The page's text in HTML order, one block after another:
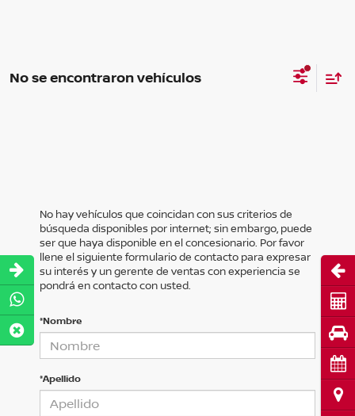
No se encontraron vehículos
No hay vehículos que coincidan con sus criterios de
búsqueda disponibles por internet; sin embargo, puede
ser que haya disponible en el concesionario. Por favor
llene el siguiente formulario de contacto para expresar
su interés y un gerente de ventas con experiencia se
pondrá en contacto con usted.
*Nombre
*Apellido